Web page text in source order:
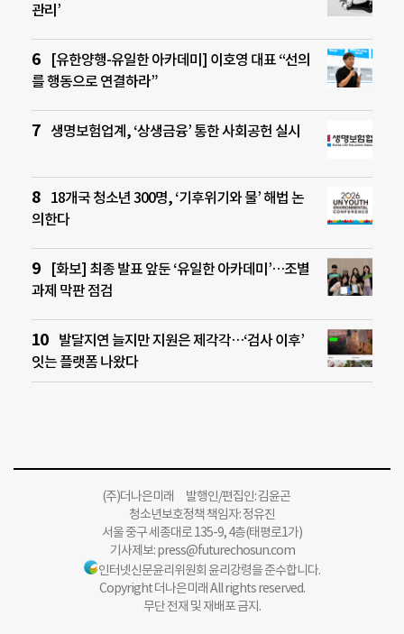
관리’
[유한양행-유일한 아카데미] 이호영 대표 “선의
를 행동으로 연결하라”
생명보험업계, ‘상생금융’ 통한 사회공헌 실시
18개국 청소년 300명, ‘기후위기와 물’ 해법 논
의한다
[화보] 최종 발표 앞둔 ‘유일한 아카데미’…조별
과제 막판 점검
발달지연 늘지만 지원은 제각각…‘검사 이후’
잇는 플랫폼 나왔다
(주)더나은미래 발행인/편집인: 김윤곤
청소년보호정책 책임자: 정유진
서울 중구 세종대로 135-9, 4층(태평로1가)
기사제보:press@futurechosun.com
인터넷신문윤리위원회 윤리강령을 준수합니다.
Copyright 더나은미래 All rights reserved.
무단 전재 및 재배포 금지.